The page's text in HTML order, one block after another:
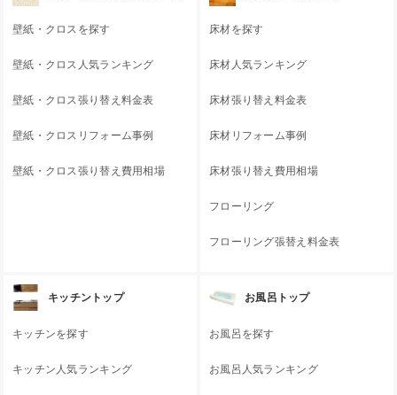
壁紙・クロスを探す
壁紙・クロス人気ランキング
壁紙・クロス張り替え料金表
壁紙・クロスリフォーム事例
壁紙・クロス張り替え費用相場
床材を探す
床材人気ランキング
床材張り替え料金表
床材リフォーム事例
床材張り替え費用相場
フローリング
フローリング張替え料金表
キッチントップ
キッチンを探す
キッチン人気ランキング
お風呂トップ
お風呂を探す
お風呂人気ランキング